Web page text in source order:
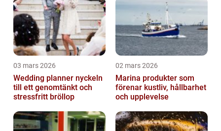
03 mars 2026
Wedding planner nyckeln
till ett genomtänkt och
stressfritt bröllop
02 mars 2026
Marina produkter som
förenar kustliv, hållbarhet
och upplevelse